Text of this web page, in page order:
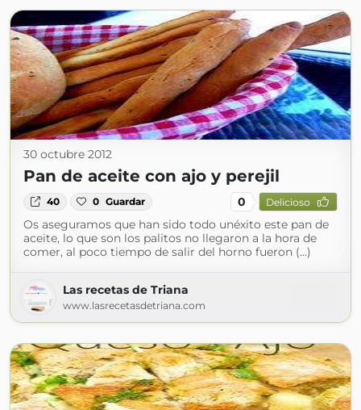
30 octubre 2012
Pan de aceite con ajo y perejil
40 0 Guardar 0 Delicioso
Os aseguramos que han sido todo unéxito este pan de
aceite, lo que son los palitos no llegaron a la hora de
comer, al poco tiempo de salir del horno fueron (...)
Las recetas de Triana
www.lasrecetasdetriana.com